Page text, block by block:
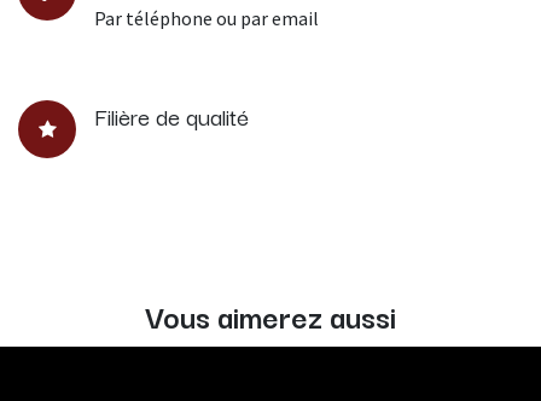
Par téléphone ou par email
Filière de qualité
Vous aimerez aussi